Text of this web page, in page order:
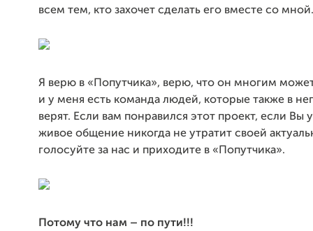
всем тем, кто захочет сделать его вместе со
Я верю в «Попутчика», верю, что он многим
и у меня есть команда людей, которые также в
верят. Если вам понравился этот проект, если Вы
живое общение никогда не утратит своей
голосуйте за нас и приходите в «Попутчика».
Потому что нам – по пути!!!